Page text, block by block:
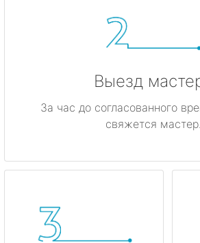
Выезд
За час до согласованного
свяжется мастер.